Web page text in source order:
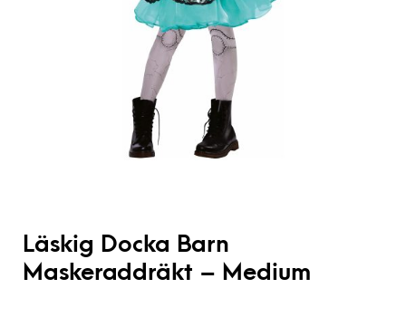
Läskig Docka Barn
Maskeraddräkt – Medium